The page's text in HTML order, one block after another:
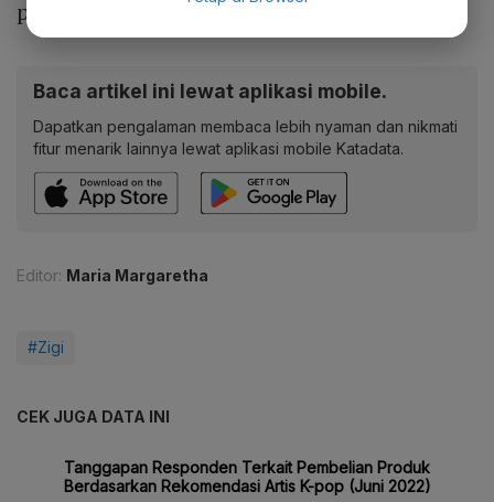
perdana di bioskop pada musim panas 2023.
Baca artikel ini lewat aplikasi mobile.
Dapatkan pengalaman membaca lebih nyaman dan nikmati
fitur menarik lainnya lewat aplikasi mobile Katadata.
Editor: Maria Margaretha
#Zigi
CEK JUGA DATA INI